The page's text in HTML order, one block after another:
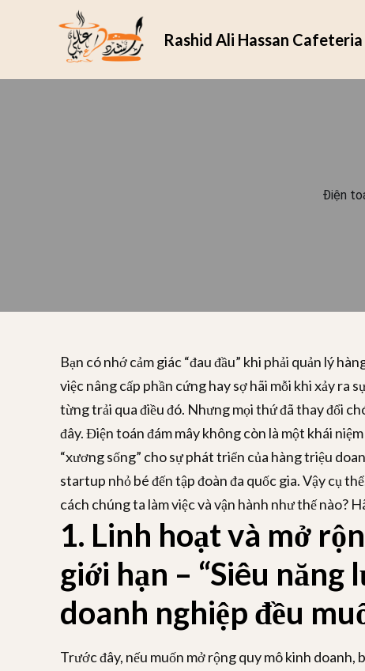
Rashid Ali Hassan Cafeteria
Điện
Bạn có nhớ cảm giác “đau đầu” khi phải quản lý
việc nâng cấp phần cứng hay sợ hãi mỗi khi xảy ra
từng trải qua điều đó. Nhưng mọi thứ đã thay đổi
đây. Điện toán đám mây không còn là một khái
“xương sống” cho sự phát triển của hàng triệu
startup nhỏ bé đến tập đoàn đa quốc gia. Vậy cụ
cách chúng ta làm việc và vận hành như thế nào?
1. Linh hoạt và mở
giới hạn – “Siêu năng
doanh nghiệp đều
Trước đây, nếu muốn mở rộng quy mô kinh doanh,